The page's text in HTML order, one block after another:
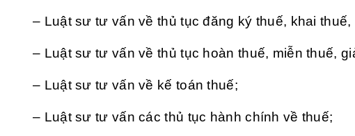
– Luật sư tư vấn về thủ tục đăng ký thuế, khai thuế,
– Luật sư tư vấn về thủ tục hoàn thuế, miễn thuế,
– Luật sư tư vấn về kế toán thuế;
– Luật sư tư vấn các thủ tục hành chính về thuế;